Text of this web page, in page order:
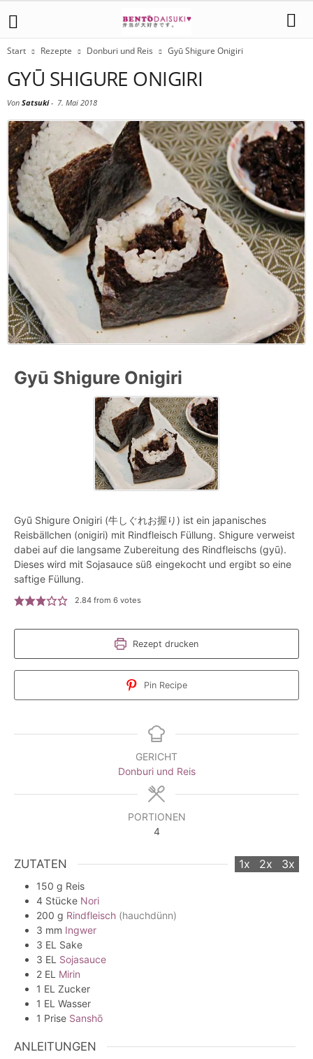
Start Rezepte Donburi und Reis Gyū Shigure Onigiri
GYŪ SHIGURE ONIGIRI
Von Satsuki- 7. Mai 2018
Gyū Shigure Onigiri
Gyū Shigure Onigiri (牛しぐれお握り) ist ein japanisches
Reisbällchen (onigiri) mit Rindfleisch Füllung. Shigure verweist
dabei auf die langsame Zubereitung des Rindfleischs (gyū).
Dieses wird mit Sojasauce süß eingekocht und ergibt so eine
saftige Füllung.
2.84from 6votes
Rezept drucken
Pin Recipe
GERICHT
Donburi und Reis
PORTIONEN
4
ZUTATEN 1x 2x 3x
150 g Reis
4 Stücke Nori
200 g Rindfleisch (hauchdünn)
3 mm Ingwer
3 EL Sake
3 EL Sojasauce
2 EL Mirin
1 EL Zucker
1 EL Wasser
1 Prise Sanshō
ANLEITUNGEN